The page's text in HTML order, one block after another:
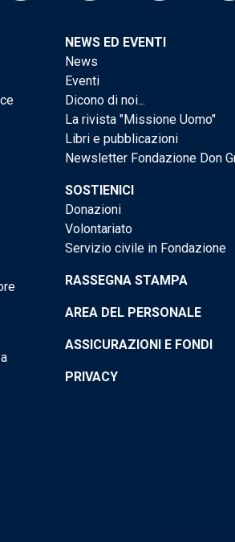
NEWS ED EVENTI
News
Eventi
Dicono di noi...
La rivista "Missione Uomo"
Libri e pubblicazioni
Newsletter Fondazione Don
SOSTIENICI
Donazioni
Volontariato
Servizio civile in Fondazione
RASSEGNA STAMPA
AREA DEL PERSONALE
ASSICURAZIONI E FONDI
PRIVACY